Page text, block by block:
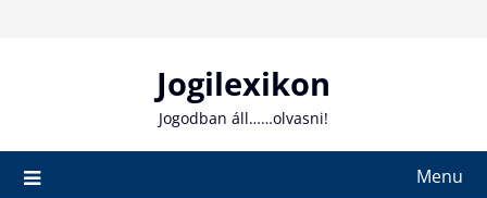
Jogilexikon
Jogodban áll……olvasni!
Menu